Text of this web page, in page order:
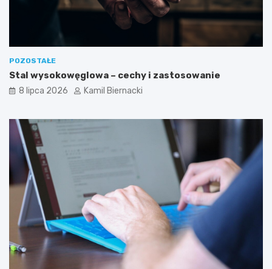
POZOSTAŁE
Stal wysokowęglowa – cechy i zastosowanie
8 lipca 2026 Kamil Biernacki